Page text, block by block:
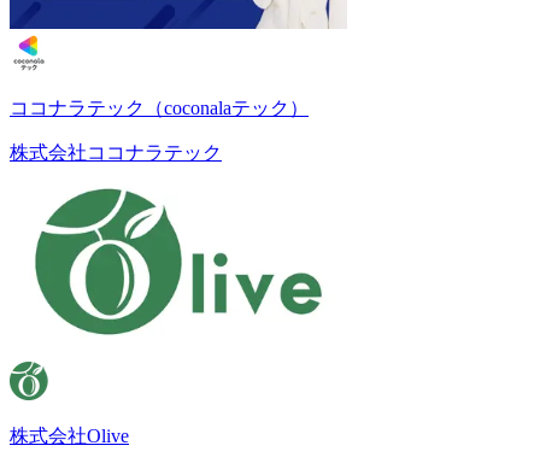
ココナラテック（coconalaテック）
株式会社ココナラテック
株式会社Olive